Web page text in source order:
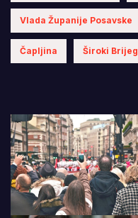
Vlada Županije Posavske
Čapljina Široki Brijeg